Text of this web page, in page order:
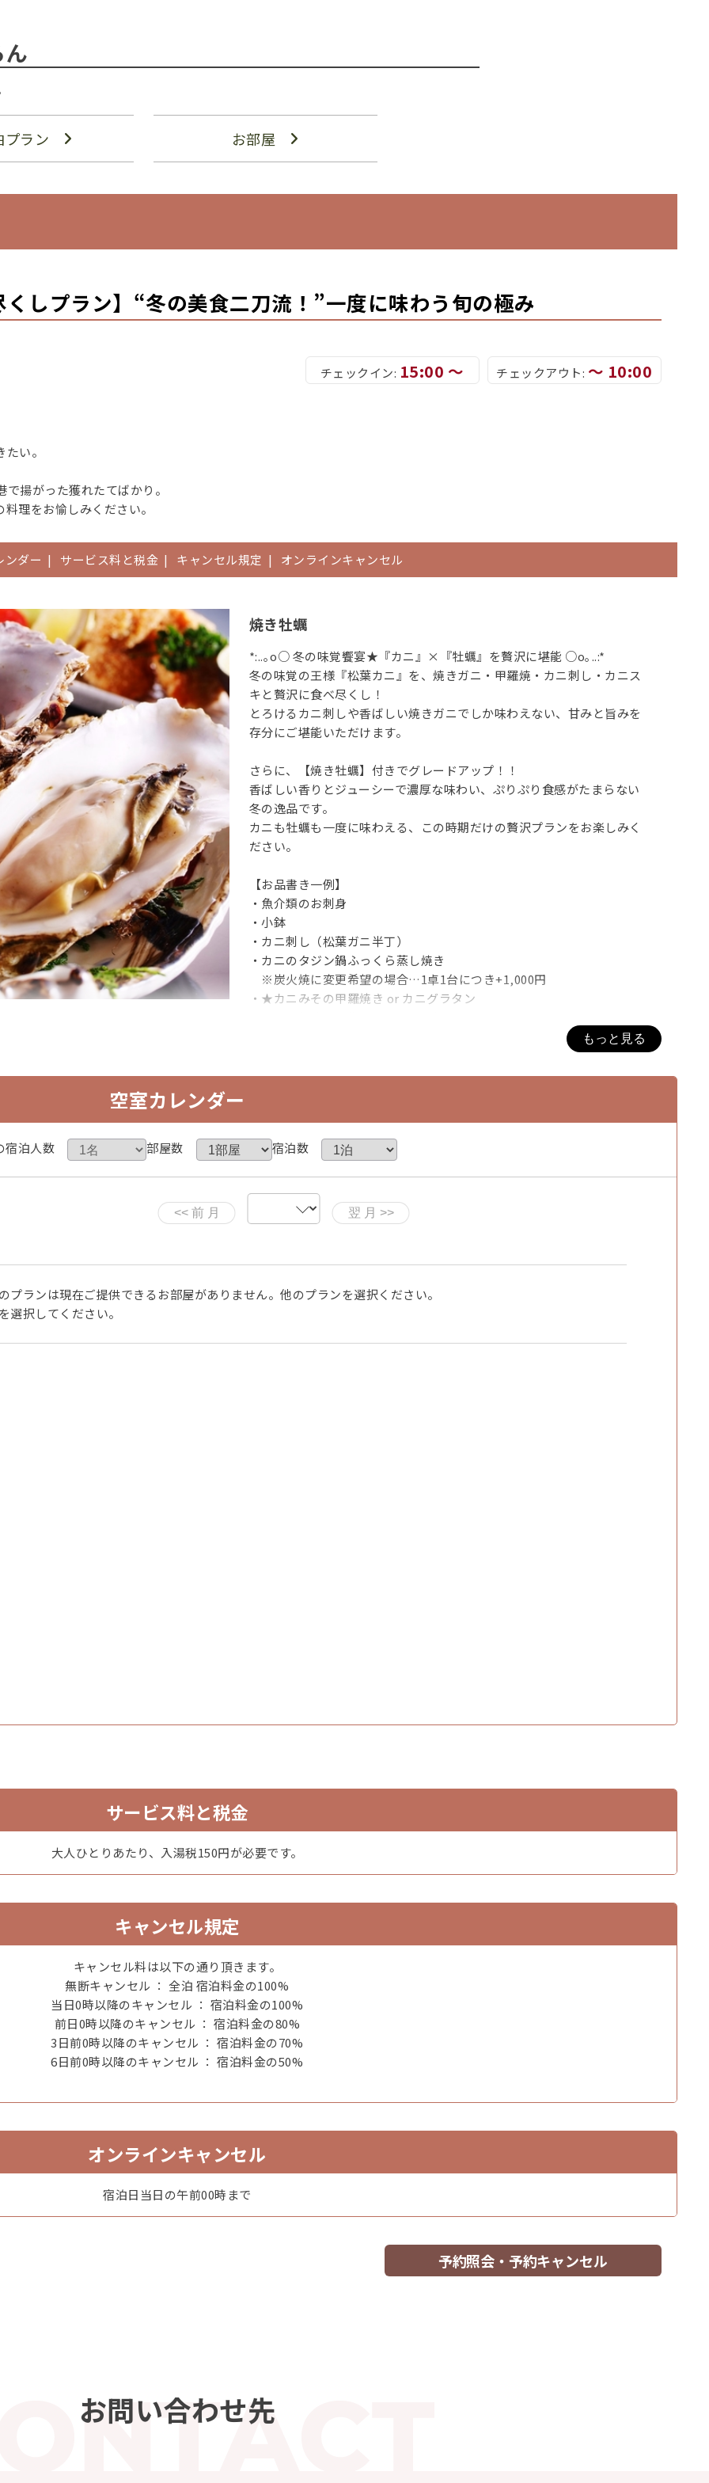
プラン お部屋
くしプラン】“冬の美食二刀流！”一度に味わう旬の極み
チェックイン: 15:00 ～ チェックアウト: ～ 10:00
い。
揚がった獲れたてばかり。
理をお愉しみください。
ンダー | サービス料と税金 | キャンセル規定 | オンラインキャンセル
焼き牡蠣
*:..｡o○ 冬の味覚饗宴★『カニ』×『牡蠣』を贅沢に堪能 ○o｡..:*
冬の味覚の王様『松葉カニ』を、焼きガニ・甲羅焼・カニ刺し・カニス
キと贅沢に食べ尽くし！
とろけるカニ刺しや香ばしい焼きガニでしか味わえない、甘みと旨みを
存分にご堪能いただけます。
さらに、【焼き牡蠣】付きでグレードアップ！！
香ばしい香りとジューシーで濃厚な味わい、ぷりぷり食感がたまらない
冬の逸品です。
カニも牡蠣も一度に味わえる、この時期だけの贅沢プランをお楽しみく
ださい。
【お品書き一例】
・魚介類のお刺身
・小鉢
・カニ刺し（松葉ガニ半丁）
・カニのタジン鍋ふっくら蒸し焼き
※炭火焼に変更希望の場合…1卓1台につき+1,000円
・★カニみその甲羅焼き or カニグラタン
ます。
調節）
かに雑炊イメージ
もっと見る
空室カレンダー
宿泊人数 部屋数 宿泊数
プランは現在ご提供できるお部屋がありません。他のプランを選択ください。
選択してください。
サービス料と税金
大人ひとりあたり、入湯税150円が必要です。
キャンセル規定
キャンセル料は以下の通り頂きます。
無断キャンセル ： 全泊 宿泊料金の100%
当日0時以降のキャンセル ： 宿泊料金の100%
前日0時以降のキャンセル ： 宿泊料金の80%
3日前0時以降のキャンセル ： 宿泊料金の70%
6日前0時以降のキャンセル ： 宿泊料金の50%
オンラインキャンセル
宿泊日当日の午前00時まで
予約照会・予約キャンセル
お問い合わせ先